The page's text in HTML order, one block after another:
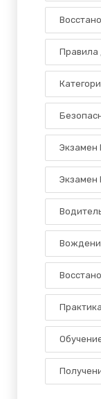
Правила
Экзамен
Экзамен